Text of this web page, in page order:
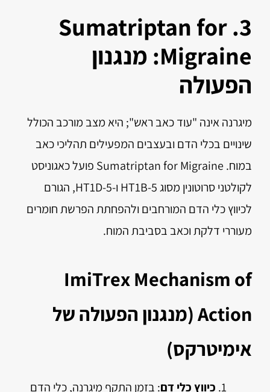
3. Sumatriptan for
Migraine: מנגנון
הפעולה
מיגרנה אינה "עוד כאב ראש"; היא מצב מורכב הכולל
שינויים בכלי הדם ובעצבים המפעילים תהליכי כאב
במוח. Sumatriptan for Migraine פועל כאגוניסט
לקולטני סרוטונין מסוג 5-HT1B ו-5-HT1D, הגורם
לכיווץ כלי הדם המורחבים ולהפחתת הפרשת חומרים
מעוררי דלקת וכאב בסביבת המוח.
ImiTrex Mechanism of
Action (מנגנון הפעולה של
אימיטרקס)
כיווץ כלי דם: בזמן התקף מיגרנה, כלי הדם